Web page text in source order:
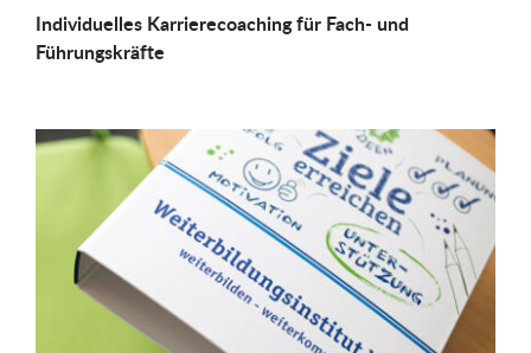
Individu­elles Karrierecoaching für Fach-­ und
Führungs­kräfte